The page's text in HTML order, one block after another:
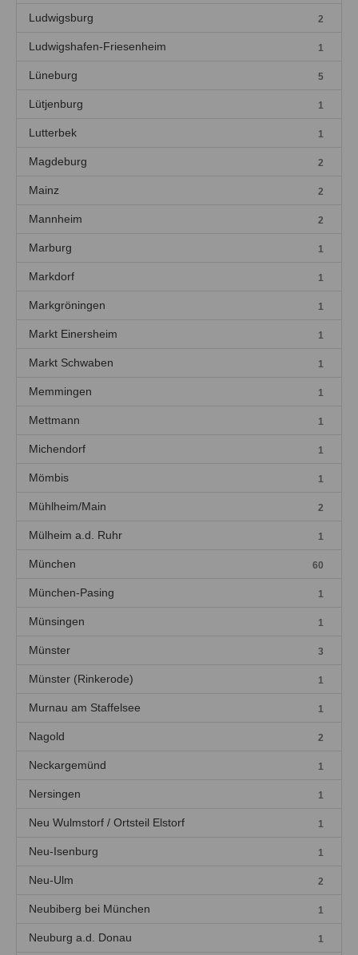
Ludwigsburg 2
Ludwigshafen-Friesenheim 1
Lüneburg 5
Lütjenburg 1
Lutterbek 1
Magdeburg 2
Mainz 2
Mannheim 2
Marburg 1
Markdorf 1
Markgröningen 1
Markt Einersheim 1
Markt Schwaben 1
Memmingen 1
Mettmann 1
Michendorf 1
Mömbis 1
Mühlheim/Main 2
Mülheim a.d. Ruhr 1
München 60
München-Pasing 1
Münsingen 1
Münster 3
Münster (Rinkerode) 1
Murnau am Staffelsee 1
Nagold 2
Neckargemünd 1
Nersingen 1
Neu Wulmstorf / Ortsteil Elstorf 1
Neu-Isenburg 1
Neu-Ulm 2
Neubiberg bei München 1
Neuburg a.d. Donau 1